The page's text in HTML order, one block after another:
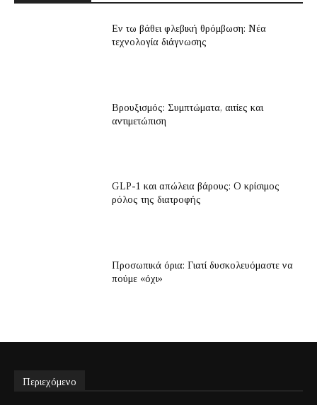
Εν τω βάθει φλεβική θρόμβωση: Νέα
τεχνολογία διάγνωσης
Βρουξισμός: Συμπτώματα, αιτίες και
αντιμετώπιση
GLP-1 και απώλεια βάρους: Ο κρίσιμος
ρόλος της διατροφής
Προσωπικά όρια: Γιατί δυσκολευόμαστε να
πούμε «όχι»
Περιεχόμενο